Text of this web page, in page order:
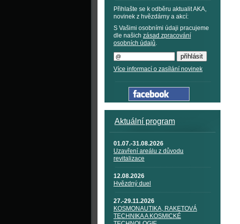
Přihlašte se k odběru aktualit AKA,
novinek z hvězdárny a akcí:
S Vašimi osobními údaji pracujeme
dle našich zásad zpracování
osobních údajů.
Více informací o zasílání novinek
Aktuální program
01.07.-31.08.2026
Uzavření areálu z důvodu
revitalizace
12.08.2026
Hvězdný duel
27.-29.11.2026
KOSMONAUTIKA, RAKETOVÁ
TECHNIKA A KOSMICKÉ